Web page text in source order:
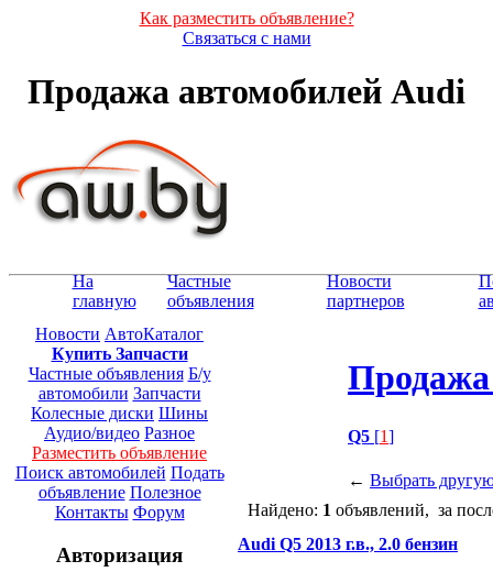
Как разместить объявление?
Связаться с нами
Продажа автомобилей Audi
На
главную
Частные
объявления
Новости
партнеров
Новости АвтоКаталог
Купить Запчасти
Частные объявления Б/у
автомобили Запчасти
Колесные диски Шины
Аудио/видео Разное
Разместить объявление
Поиск автомобилей Подать
объявление Полезное
Контакты Форум
Авторизация
Q5 [1]
← Выбрать
Найдено: 1 объявлений, за
Audi Q5 2013 г.в., 2.0 бензин